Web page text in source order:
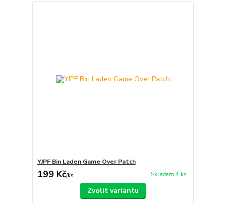
YJPF Bin Laden Game Over Patch
199 Kč/ks Skladem 4 ks
Zvolit variantu